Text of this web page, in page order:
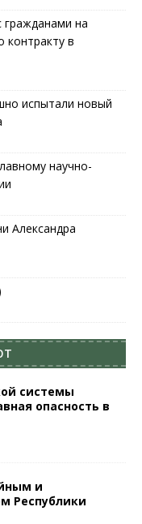
на
контракту в
испытали новый
научно-
Александра
системы
опасность в
и
Республики